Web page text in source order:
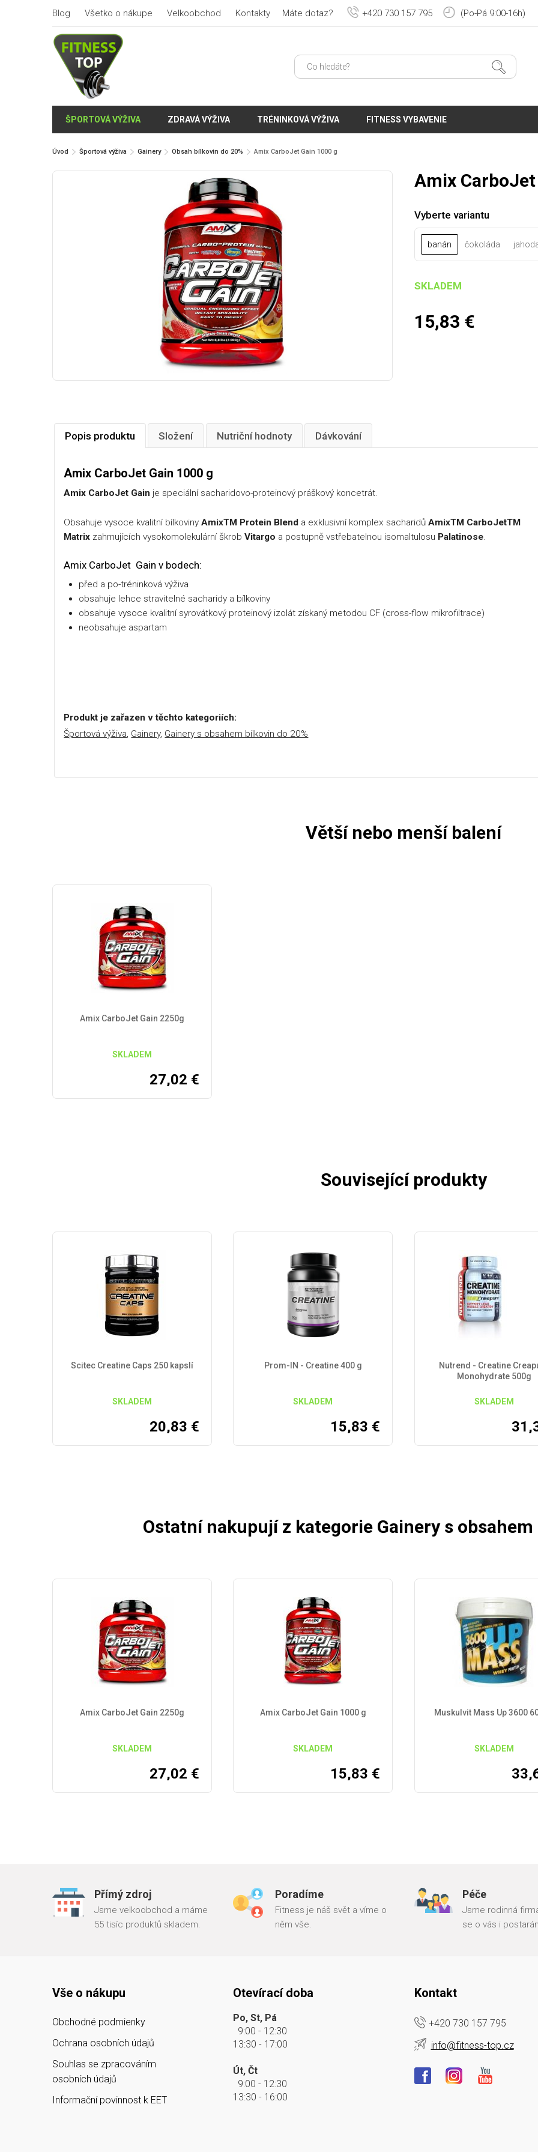
Blog Všetko o nákupe Velkoobchod Kontakty Máte dotaz? +420 730 157 795 (Po-Pá 9:00-16h)
ŠPORTOVÁ VÝŽIVA ZDRAVÁ VÝŽIVA TRÉNINKOVÁ VÝŽIVA FITNESS VYBAVENIE
Úvod Športová výživa Gainery Obsah bílkovin do 20% Amix CarboJet Gain 1000 g
Amix
Vyberte variantu
banán čokoláda
SKLADEM
15,83 €
Popis produktu Složení Nutriční hodnoty Dávkování
Amix CarboJet Gain 1000 g
Amix CarboJet Gain je speciální sacharidovo-proteinový práškový koncetrát.
Obsahuje vysoce kvalitní bílkoviny AmixTM Protein Blend a exklusivní komplex sacharidůAmixTM CarboJetTM
Matrix zahrnujících vysokomolekulární škrobVitargo a postupně vstřebatelnou isomaltulosu Palatinose
Amix CarboJet Gain v bodech:
před a po-tréninková výživa
obsahuje lehce stravitelné sacharidy a bílkoviny
obsahuje vysoce kvalitní syrovátkový proteinový izolát získaný metodou CF (cross-flow mikrofiltrace)
neobsahuje aspartam
Produkt je zařazen v těchto kategoriích:
Športová výživa, Gainery, Gainery s obsahem bílkovin do 20%
Větší nebo menší balení
Amix CarboJet Gain 2250g
SKLADEM
27,02 €
Související produkty
Scitec Creatine Caps 250 kapslí
SKLADEM
20,83 €
Prom-IN - Creatine 400 g
SKLADEM
15,83 €
Nutrend - Creatine
Monohydrate 500g
SKLADEM
Ostatní nakupují z kategorie Gainery s
Amix CarboJet Gain 2250g
SKLADEM
27,02 €
Amix CarboJet Gain 1000 g
SKLADEM
15,83 €
Muskulvit Mass Up 3600
SKLADEM
Přímý zdroj
Jsme velkoobchod a máme
55 tisíc produktů skladem.
Poradíme
Fitness je náš svět a víme o
něm vše.
Péče
Jsme rodinná
se o vás i
Vše o nákupu
Obchodné podmienky
Ochrana osobních údajů
Souhlas se zpracováním
osobních údajů
Informační povinnost k EET
Otevírací doba
Po, St, Pá
9:00 - 12:30
13:30 - 17:00
Út, Čt
9:00 - 12:30
13:30 - 16:00
Kontakt
+420 730 157 795
info@fitness-top.cz